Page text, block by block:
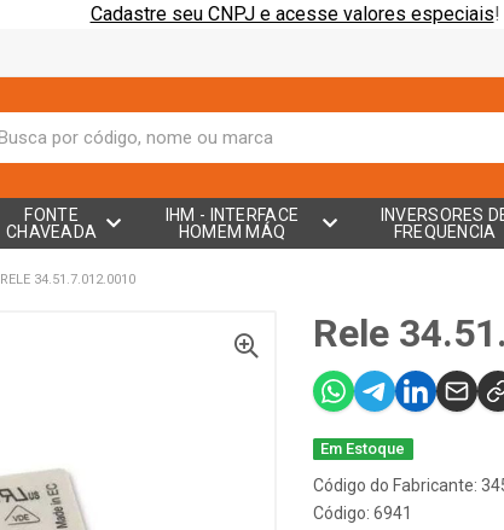
Cadastre seu CNPJ e acesse valores especiais!
FONTE
CHAVEADA
IHM - INTERFACE
HOMEM MÁQ
INVERSORES
FREQUENCIA
RELE 34.51.7.012.0010
Rele
Em Estoque
Código do Fabricante:
Código: 6941